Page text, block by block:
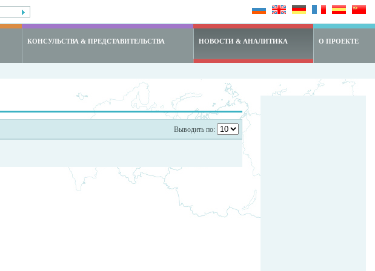
КОНСУЛЬСТВА & ПРЕДСТАВИТЕЛЬСТВА НОВОСТИ & АНАЛИТИКА О ПРОЕКТЕ
Выводить по: